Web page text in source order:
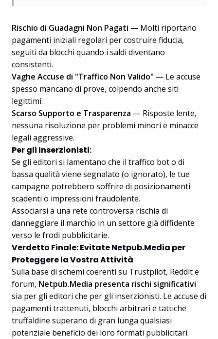
Rischio di Guadagni Non Pagati — Molti riportano
pagamenti iniziali regolari per costruire fiducia,
seguiti da blocchi quando i saldi diventano
consistenti.
Vaghe Accuse di "Traffico Non Valido" — Le accuse
spesso mancano di prove, colpendo anche siti
legittimi.
Scarso Supporto e Trasparenza — Risposte lente,
nessuna risoluzione per problemi minori e minacce
legali aggressive.
Per gli Inserzionisti:
Se gli editori si lamentano che il traffico bot o di
bassa qualità viene segnalato (o ignorato), le tue
campagne potrebbero soffrire di posizionamenti
scadenti o impressioni fraudolente.
Associarsi a una rete controversa rischia di
danneggiare il marchio in un settore già diffidente
verso le frodi pubblicitarie.
Verdetto Finale: Evitate Netpub.Media per
Proteggere la Vostra Attività
Sulla base di schemi coerenti su Trustpilot, Reddit e
forum, Netpub.Media presenta rischi significativi
sia per gli editori che per gli inserzionisti. Le accuse di
pagamenti trattenuti, blocchi arbitrari e tattiche
truffaldine superano di gran lunga qualsiasi
potenziale beneficio dei loro formati pubblicitari.